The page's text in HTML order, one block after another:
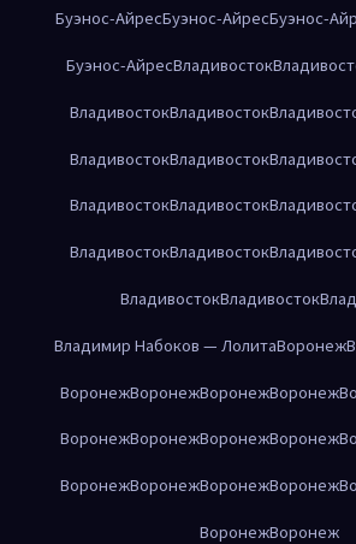
Буэнос-АйресБуэнос-АйресБуэнос-
Буэнос-АйресВладивосток
ВладивостокВладивосток
ВладивостокВладивосток
ВладивостокВладивосток
ВладивостокВладивосток
ВладивостокВладивосток
Владимир Набоков — ЛолитаВоронеж
ВоронежВоронежВоронежВоронеж
ВоронежВоронежВоронежВоронеж
ВоронежВоронежВоронежВоронеж
ВоронежВоронеж